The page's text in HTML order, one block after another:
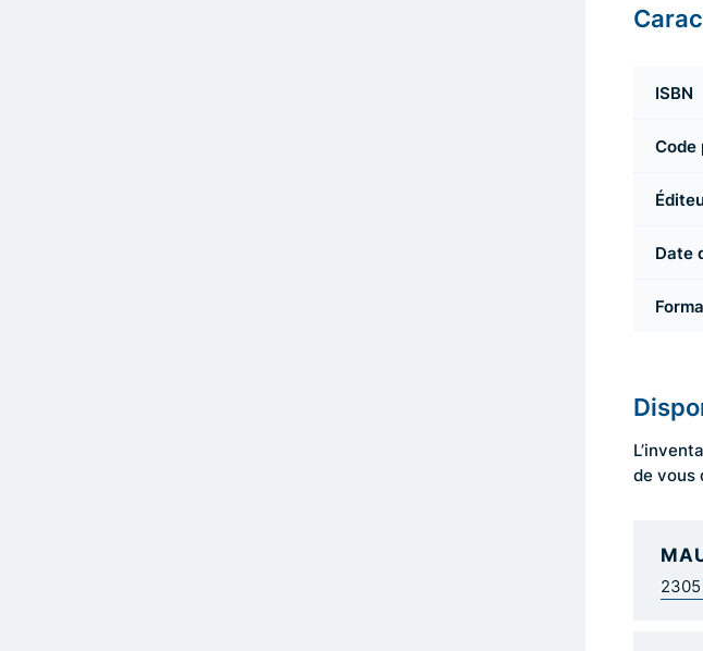
ISBN
Code
Date
de vous